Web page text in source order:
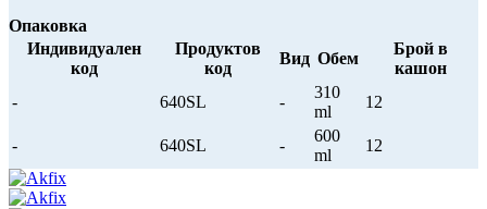
Опаковка
Индивидуален
код
Продуктов
код
Вид Обем
Брой в
кашон
-
640SL -
310
ml
12
- 640SL -
600
ml
12